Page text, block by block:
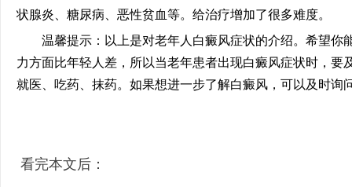
状腺炎、糖尿病、恶性贫血等。给治疗增加了很多难度。
温馨提示：以上是对老年人白癜风症状的介绍。希望你
力方面比年轻人差，所以当老年患者出现白癜风症状时，要
就医、吃药、抹药。如果想进一步了解白癜风，可以及时询
看完本文后：